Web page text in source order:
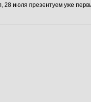
28 июля презентуем уже